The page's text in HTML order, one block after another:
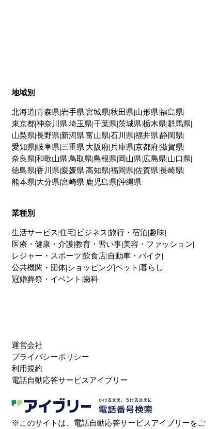
地域別
北海道 青森県 岩手県 宮城県 秋田県 山形県 福島県
東京都神奈川県 埼玉県 千葉県 茨城県 栃木県 群馬県
山梨県 長野県 新潟県 富山県 石川県 福井県 静岡県
愛知県 岐阜県 三重県 大阪府兵庫県 京都府滋賀県
奈良県 和歌山県 鳥取県 島根県 岡山県 広島県 山口県
徳島県 香川県 愛媛県 高知県 福岡県 佐賀県 長崎県
熊本県 大分県 宮崎県 鹿児島県 沖縄県
業種別
生活サービス 住宅 ビジネス 旅行・宿泊 趣味
医療・健康・介護教育・習い事 美容・ファッション
レジャー・スポーツ 飲食店 自動車・バイク
公共機関・団体 ショッピングペット 暮らし
冠婚葬祭・イベント 歯科
運営会社
プライバシーポリシー
利用規約
電話自動応答サービスアイブリー
※このサイトは、電話自動応答サービスアイブリーをご